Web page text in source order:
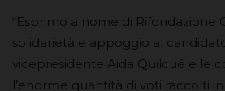
“Esprimo a nome di Rifondazione
solidarietà e appoggio al
vicepresidente Aida Quilcué e le
l’enorme quantità di voti raccolti